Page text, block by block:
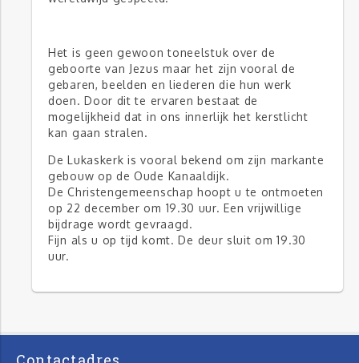
Het is geen gewoon toneelstuk over de
geboorte van Jezus maar het zijn vooral de
gebaren, beelden en liederen die hun werk
doen. Door dit te ervaren bestaat de
mogelijkheid dat in ons innerlijk het kerstlicht
kan gaan stralen.
De Lukaskerk is vooral bekend om zijn markante
gebouw op de Oude Kanaaldijk.
De Christengemeenschap hoopt u te ontmoeten
op 22 december om 19.30 uur. Een vrijwillige
bijdrage wordt gevraagd.
Fijn als u op tijd komt. De deur sluit om 19.30
uur.